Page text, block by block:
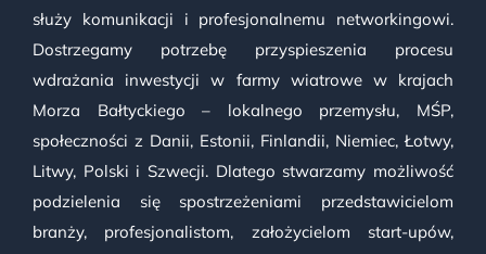
służy komunikacji i profesjonalnemu networkingowi.
Dostrzegamy potrzebę przyspieszenia procesu
wdrażania inwestycji w farmy wiatrowe w krajach
Morza Bałtyckiego – lokalnego przemysłu, MŚP,
społeczności z Danii, Estonii, Finlandii, Niemiec, Łotwy,
Litwy, Polski i Szwecji. Dlatego stwarzamy możliwość
podzielenia się spostrzeżeniami przedstawicielom
branży, profesjonalistom, założycielom start-upów,